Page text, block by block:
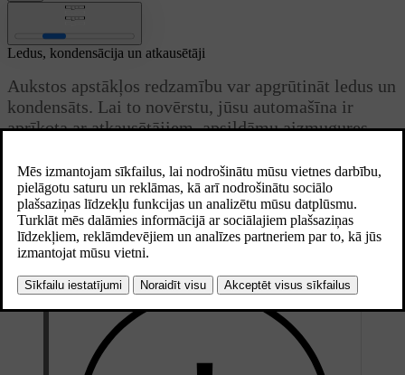
Pierakstīties
Atjaunināts 30.03.2026
Ledus, kondensācija un atkausētāji
Aukstos apstākļos redzamību var apgrūtināt ledus un
kondensāts. Lai to novērstu, jūsu automašīna ir
aprīkota ar atkausētājiem, apsildāmu aizmugures
Atkausētāji ir izvietoti pie logiem un pie vējstikla. Sānu spoguļi
uzsilst vienlaikus ar aizmugures stiklu. Abu šo funkciju mērķis ir
nodrošināt labu redzamību.